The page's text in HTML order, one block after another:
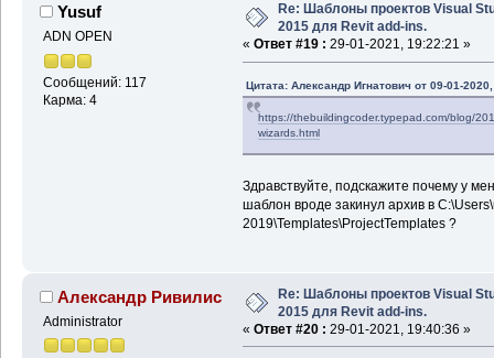
Yusuf
ADN OPEN
Сообщений: 117
Карма: 4
Re: Шаблоны проектов Visual
2015 для Revit add-ins.
« Ответ #19 : 29-01-2021, 19:22:21 »
Цитата: Александр Игнатович от 09-01-
https://thebuildingcoder.typepad.com/blog/
wizards.html
Здравствуйте, подскажите почему у
шаблон вроде закинул архив в
2019\Templates\ProjectTemplates ?
Александр Ривилис
Administrator
Re: Шаблоны проектов Visual
2015 для Revit add-ins.
« Ответ #20 : 29-01-2021, 19:40:36 »